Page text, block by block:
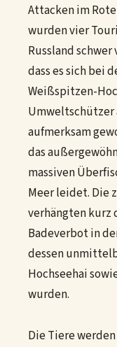
Attacken im
wurden vier
Russland
dass es sich bei
Weißspitzen-
Umweltschützer
aufmerksam
das
massiven
Meer leidet. Die
verhängten kurz
Badeverbot in
dessen
Hochseehai
wurden.
Die Tiere